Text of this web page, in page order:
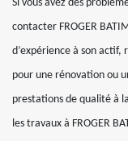
Si vous avez des
contacter FROGER
d’expérience à son
pour une rénovation ou
prestations de qualité à
les travaux à FROGER